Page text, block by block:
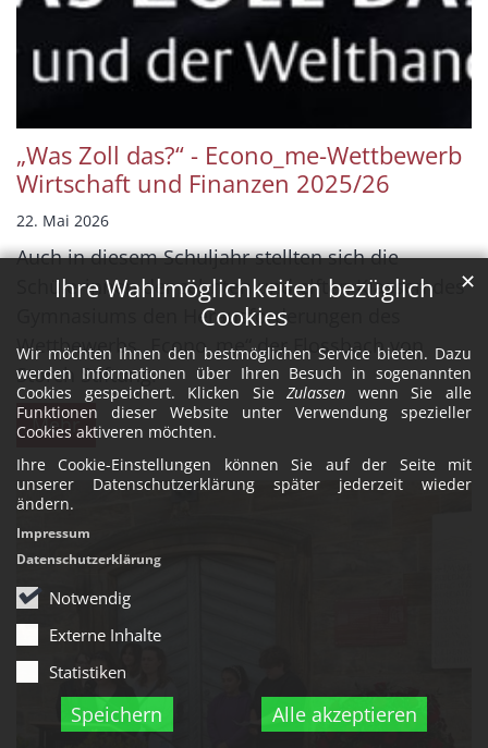
Ihre Wahlmöglichkeiten bezüglich
Cookies
Wir möchten Ihnen den bestmöglichen Service bieten. Dazu
werden Informationen über Ihren Besuch in sogenannten
Cookies gespeichert. Klicken SieZulassen wenn Sie alle
Funktionen dieser Website unter Verwendung spezieller
Cookies aktiveren möchten.
Ihre Cookie-Einstellungen können Sie auf der Seite mit
unserer Datenschutzerklärung später jederzeit wieder
ändern.
Notwendig
Externe Inhalte
Statistiken
Speichern Alle akzeptieren
✕
Impressum
Datenschutzerklärung
„Was Zoll das?“ - Econo_me-Wettbewerb
Wirtschaft und Finanzen 2025/26
22. Mai 2026
Auch in diesem Schuljahr stellten sich die
Schülerinnen der zehnten und elften Klassen des
Gymnasiums den Herausforderungen des
Wettbewerbs „Econo_me“ der Flossbach von
Storch Stiftung.
Mehr